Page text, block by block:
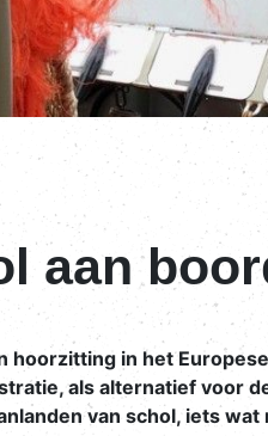
aan
in het
als alternatief voor
van schol, iets